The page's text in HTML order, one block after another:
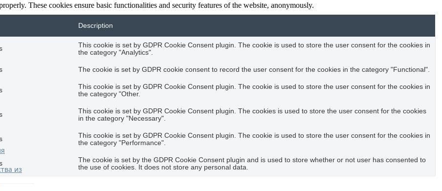
из
These cookies ensure basic functionalities and security features of the website, anonymously.
Description
This cookie is set by GDPR Cookie Consent plugin. The cookie is used to store the user consent for the cookies in
the category "Analytics".
The cookie is set by GDPR cookie consent to record the user consent for the cookies in the category "Functional".
This cookie is set by GDPR Cookie Consent plugin. The cookie is used to store the user consent for the cookies in
the category "Other.
This cookie is set by GDPR Cookie Consent plugin. The cookies is used to store the user consent for the cookies
in the category "Necessary".
This cookie is set by GDPR Cookie Consent plugin. The cookie is used to store the user consent for the cookies in
the category "Performance".
The cookie is set by the GDPR Cookie Consent plugin and is used to store whether or not user has consented to
the use of cookies. It does not store any personal data.